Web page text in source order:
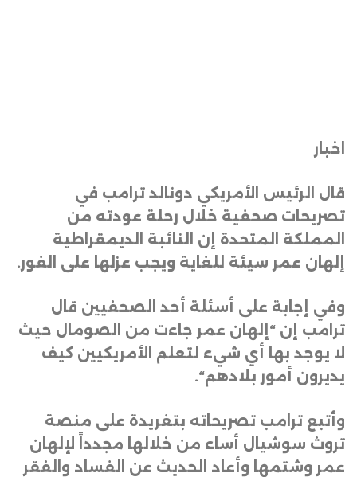
اخبار
قال الرئيس الأمريكي دونالد ترامب في
تصريحات صحفية خلال رحلة عودته من
المملكة المتحدة إن النائبة الديمقراطية
إلهان عمر سيئة للغاية ويجب عزلها على الفور.
وفي إجابة على أسئلة أحد الصحفيين قال
ترامب إن “إلهان عمر جاءت من الصومال حيث
لا يوجد بها أي شيء لتعلم الأمريكيين كيف
يديرون أمور بلادهم“.
وأتبع ترامب تصريحاته بتغريدة على منصة
تروث سوشيال أساء من خلالها مجدداً لإلهان
عمر وشتمها وأعاد الحديث عن الفساد والفقر